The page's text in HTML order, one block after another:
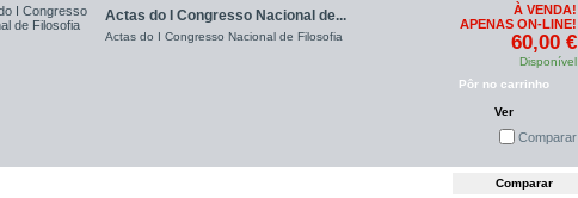
Actas do I Congresso Nacional de...
Actas do I Congresso Nacional de Filosofia
À VENDA!
APENAS ON-LINE!
60,00 €
Disponível
Pôr no carrinho
Ver
Comparar